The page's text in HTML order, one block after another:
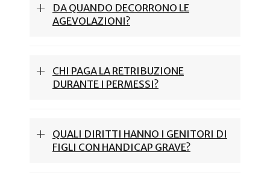
DA QUANDO DECORRONO LE
AGEVOLAZIONI?
CHI PAGA LA RETRIBUZIONE
DURANTE I PERMESSI?
QUALI DIRITTI HANNO I GENITORI DI
FIGLI CON HANDICAP GRAVE?